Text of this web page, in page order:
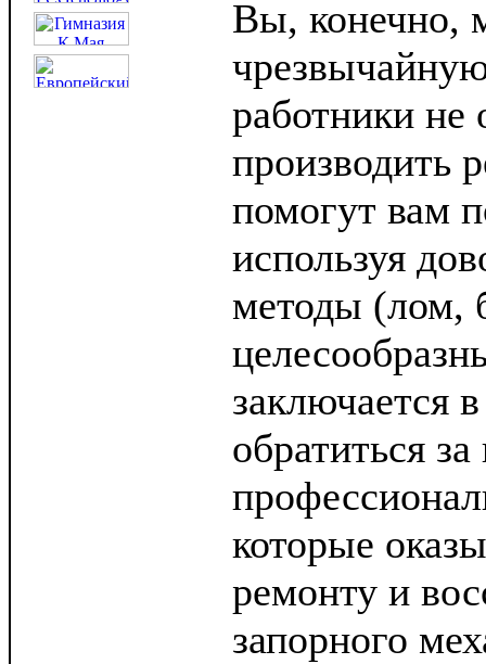
Вы, конечно,
работники не
производить
помогут вам
используя
методы (лом,
заключается
обратиться
которые
ремонту и
запорного